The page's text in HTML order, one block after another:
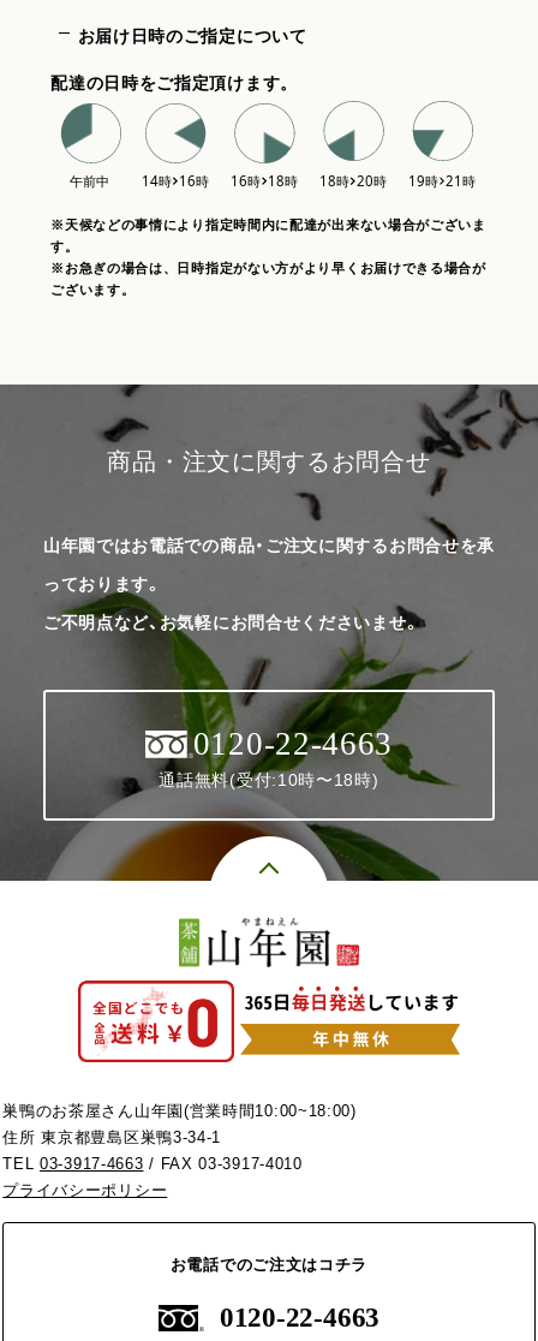
お届け日時のご指定について
配達の日時をご指定頂けます。
※天候などの事情により指定時間内に配達が出来ない場合がございま
す。
※お急ぎの場合は、日時指定がない方がより早くお届けできる場合が
ございます。
商品・注文に関するお問合せ
山年園ではお電話での商品・ご注文に関するお問合せを承
っております。
ご不明点など、お気軽にお問合せくださいませ。
0120-22-4663
通話無料(受付:10時〜18時)
巣鴨のお茶屋さん山年園(営業時間10:00~18:00)
住所 東京都豊島区巣鴨3-34-1
TEL03-3917-4663 / FAX 03-3917-4010
プライバシーポリシー
お電話でのご注文はコチラ
0120-22-4663